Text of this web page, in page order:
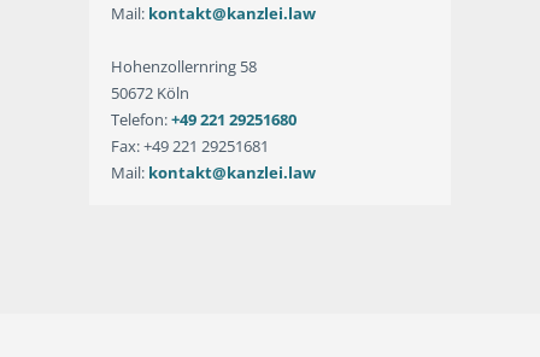
Mail: kontakt@kanzlei.law
Hohenzollernring 58
50672 Köln
Telefon:+49 221 29251680
Fax: +49 221 29251681
Mail: kontakt@kanzlei.law